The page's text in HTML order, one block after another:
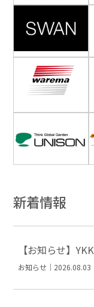
新着情報
【お知らせ】
お知らせ｜2026.08.03